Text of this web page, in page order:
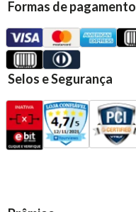
Formas de pagamento
Selos e Segurança